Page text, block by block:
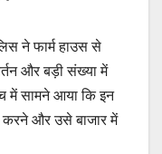
ने फार्म हाउस से
और बड़ी संख्या में
में सामने आया कि इन
करने और उसे बाजार में